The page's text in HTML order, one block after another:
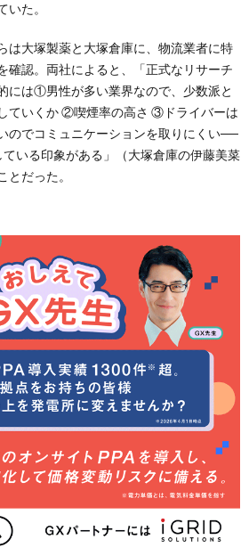
いた。
は大塚製薬と大塚倉庫に、物流業者に特
確認。両社によると、「正式なリサーチ
には①男性が多い業界なので、少数派と
ていくか ②喫煙率の高さ ③ドライバーは
のでコミュニケーションを取りにくい──
いる印象がある」（大塚倉庫の伊藤美菜
だった。